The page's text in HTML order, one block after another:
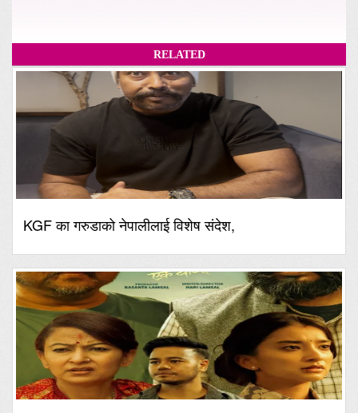
RELATED
KGF का गरुडाको नेपालीलाई विशेष संदेश,